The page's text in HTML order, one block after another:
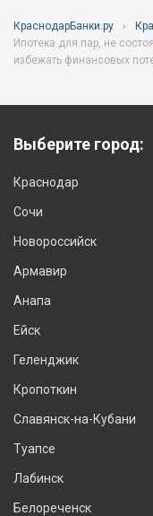
КраснодарБанки.ру
Ипотека для пар, не
избежать финансовых
Выберите город:
Краснодар
Сочи
Новороссийск
Армавир
Анапа
Ейск
Геленджик
Кропоткин
Славянск-на-Кубани
Туапсе
Лабинск
Белореченск